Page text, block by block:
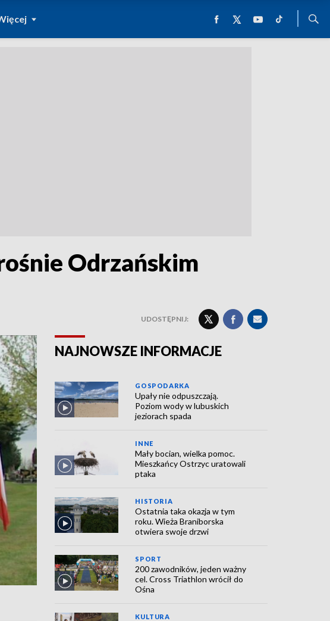
Odrzańskim
UDOSTĘPNIJ:
NAJNOWSZE INFORMACJE
GOSPODARKA
Upały nie odpuszczają.
Poziom wody w lubuskich
jeziorach spada
INNE
Mały bocian, wielka pomoc.
Mieszkańcy Ostrzyc uratowali
ptaka
HISTORIA
Ostatnia taka okazja w tym
roku. Wieża Braniborska
otwiera swoje drzwi
SPORT
200 zawodników, jeden ważny
cel. Cross Triathlon wrócił do
Ośna
KULTURA